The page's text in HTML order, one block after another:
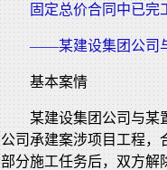
固定总价合同中已完
——某建设集团公司
基本案情
某建设集团公司与某
公司承建案涉项目工程，
部分施工任务后，双方解